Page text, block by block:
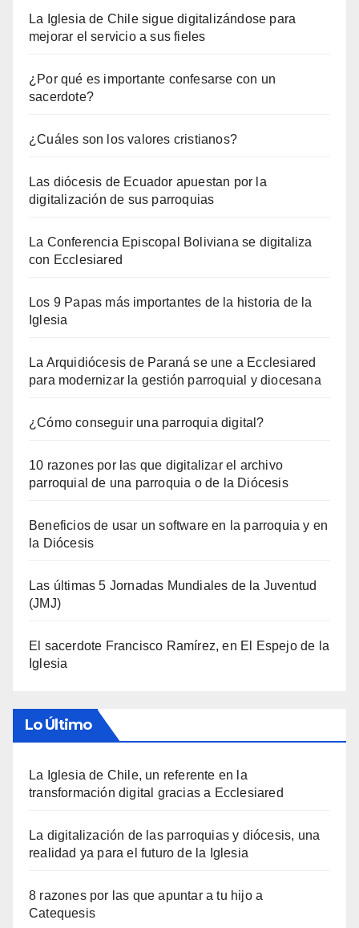
La Iglesia de Chile sigue digitalizándose para
mejorar el servicio a sus fieles
¿Por qué es importante confesarse con un
sacerdote?
¿Cuáles son los valores cristianos?
Las diócesis de Ecuador apuestan por la
digitalización de sus parroquias
La Conferencia Episcopal Boliviana se digitaliza
con Ecclesiared
Los 9 Papas más importantes de la historia de la
Iglesia
La Arquidiócesis de Paraná se une a Ecclesiared
para modernizar la gestión parroquial y diocesana
¿Cómo conseguir una parroquia digital?
10 razones por las que digitalizar el archivo
parroquial de una parroquia o de la Diócesis
Beneficios de usar un software en la parroquia y en
la Diócesis
Las últimas 5 Jornadas Mundiales de la Juventud
(JMJ)
El sacerdote Francisco Ramírez, en El Espejo de la
Iglesia
Lo Último
La Iglesia de Chile, un referente en la
transformación digital gracias a Ecclesiared
La digitalización de las parroquias y diócesis, una
realidad ya para el futuro de la Iglesia
8 razones por las que apuntar a tu hijo a
Catequesis